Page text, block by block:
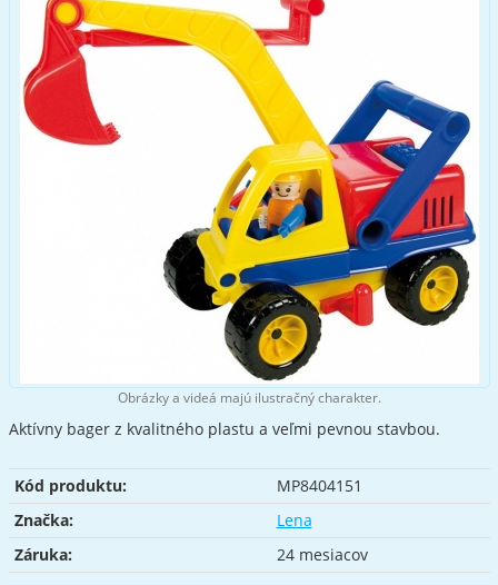
Obrázky a videá majú ilustračný charakter.
Aktívny bager z kvalitného plastu a veľmi pevnou stavbou.
Kód produktu:
MP8404151
Značka:
Lena
Záruka:
24 mesiacov